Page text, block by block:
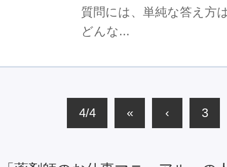
質問には、単純な答え方
どんな...
4/4 « ‹ 3